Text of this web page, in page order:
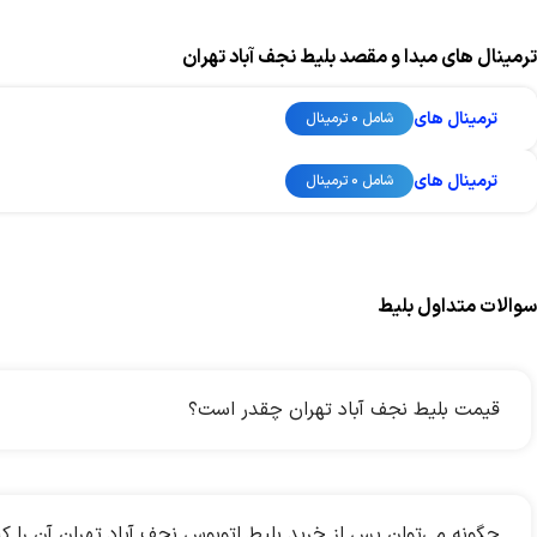
ترمینال های مبدا و مقصد بلیط نجف آباد تهران
ترمینال های شامل 0 ترمینال
ترمینال های شامل 0 ترمینال
سوالات متداول بلیط
قیمت بلیط نجف آباد تهران چقدر است؟